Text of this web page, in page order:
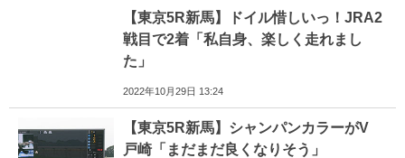
【東京5R新馬】ドイル惜しいっ！JRA2
戦目で2着「私自身、楽しく走れまし
た」
2022年10月29日 13:24
【東京5R新馬】シャンパンカラーがV
戸崎「まだまだ良くなりそう」